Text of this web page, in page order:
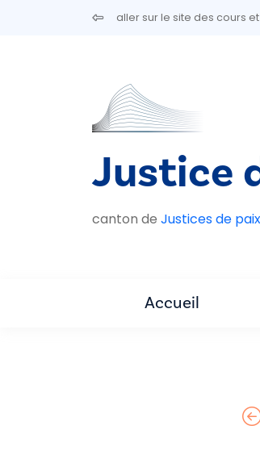
Aller au contenu principalaller sur le site des cours
Justice
canton de Justices de
Accueil